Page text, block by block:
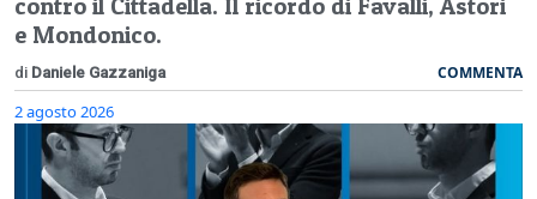
e Mondonico.
di Daniele Gazzaniga COMMENTA
2 agosto 2026